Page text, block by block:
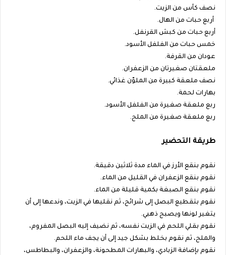
نصف كأس من الزيت.
أربع حبات من الهال.
أربع حبات من كبش القرنفل.
خمس حبات من الفلفل الأسود.
عودان من القرفة.
ملعقتان صغيرتان من الزعفران.
نصف ملعقة كبيرة من الملوّن غذائي.
بهارات لحمة.
ربع ملعقة صغيرة من الفلفل الأسود.
ربع ملعقة صغيرة من الملح.
طريقة التحضير
نقوم بنقع الأرز في الماء مدة ثلاثين دقيقة.
نقوم بنقع الزعفران في القليل من الماء.
نقوم بنقع الصبغة بكمية قليلة من الماء.
نقوم بتقطيع البصل إلى شرائح، ثم نقليها في الزيت، وندعها إلى أن
يتغير لونها ويصبح ذهبي.
نقوم بقلي اللحم في الزيت نفسه، ثم نضيف إليه البصل المفروم،
والملح، ثم نقوم بخلط بشكل جيد إلى أن يجف ماء اللحم.
نقوم بإضافة الزبادي، والبهارات المطحونة، والزعفران، والبطاطس،